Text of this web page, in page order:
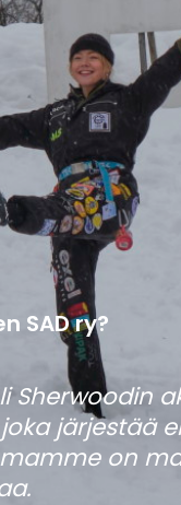
SAD ry?
Sherwoodin
järjestää
on